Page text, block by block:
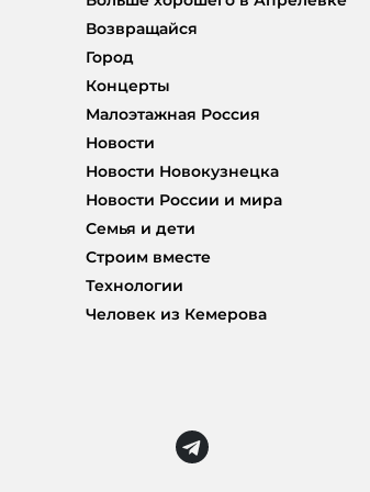
Возвращайся
Город
Концерты
Малоэтажная Россия
Новости
Новости Новокузнецка
Новости России и мира
Семья и дети
Строим вместе
Технологии
Человек из Кемерова